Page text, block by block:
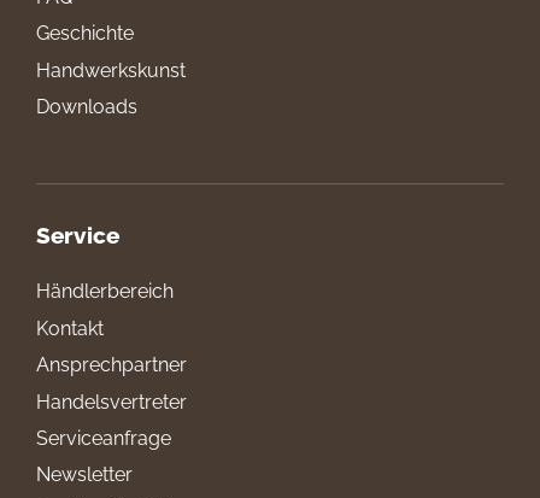
Geschichte
Handwerkskunst
Downloads
Service
Händlerbereich
Kontakt
Ansprechpartner
Handelsvertreter
Serviceanfrage
Newsletter